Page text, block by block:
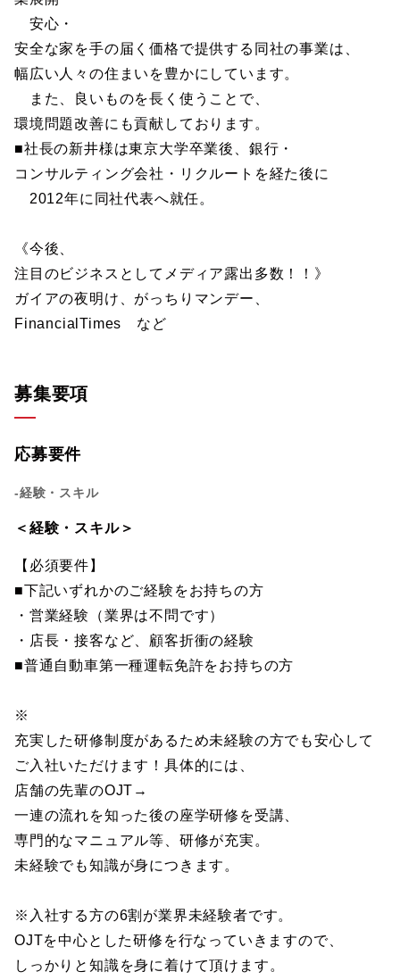
安心・
安全な家を手の届く価格で提供する同社の事業は、
幅広い人々の住まいを豊かにしています。
また、良いものを長く使うことで、
環境問題改善にも貢献しております。
■社長の新井様は東京大学卒業後、銀行・
コンサルティング会社・リクルートを経た後に
2012年に同社代表へ就任。
《今後、
注目のビジネスとしてメディア露出多数！！》
ガイアの夜明け、がっちりマンデー、
FinancialTimes など
募集要項
応募要件
-経験・スキル
＜経験・スキル＞
【必須要件】
■下記いずれかのご経験をお持ちの方
・営業経験（業界は不問です）
・店長・接客など、顧客折衝の経験
■普通自動車第一種運転免許をお持ちの方
※
充実した研修制度があるため未経験の方でも安心して
ご入社いただけます！具体的には、
店舗の先輩のOJT→
一連の流れを知った後の座学研修を受講、
専門的なマニュアル等、研修が充実。
未経験でも知識が身につきます。
※入社する方の6割が業界未経験者です。
OJTを中心とした研修を行なっていきますので、
しっかりと知識を身に着けて頂けます。